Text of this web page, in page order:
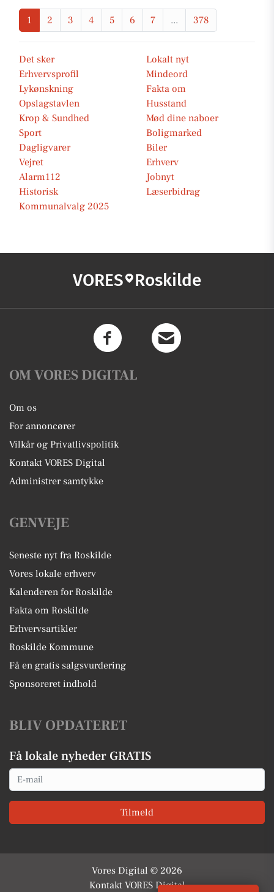
1 2 3 4 5 6 7 ... 378
Det sker
Lokalt nyt
Erhvervsprofil
Mindeord
Lykønskning
Fakta om
Opslagstavlen
Husstand
Krop & Sundhed
Mød dine naboer
Sport
Boligmarked
Dagligvarer
Biler
Vejret
Erhverv
Alarm112
Jobnyt
Historisk
Læserbidrag
Kommunalvalg 2025
VORES Roskilde
OM VORES DIGITAL
Om os
For annoncører
Vilkår og Privatlivspolitik
Kontakt VORES Digital
Administrer samtykke
GENVEJE
Seneste nyt fra Roskilde
Vores lokale erhverv
Kalenderen for Roskilde
Fakta om Roskilde
Erhvervsartikler
Roskilde Kommune
Få en gratis salgsvurdering
Sponsoreret indhold
BLIV OPDATERET
Få lokale nyheder GRATIS
Email
Tilmeld
Vores Digital © 2026
Kontakt VORES Digital